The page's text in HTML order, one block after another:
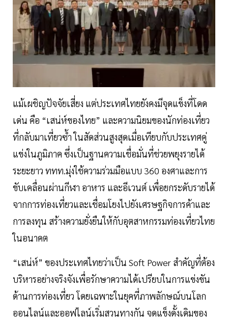
แม้เผชิญปัจจัยเสี่ยง แต่ประเทศไทยยังคงมีจุดแข็งที่โดด
เด่น คือ “เสน่ห์ของไทย” และความนิยมของนักท่องเที่ยว
ที่กลับมาเที่ยวซ้ำ ในสัดส่วนสูงสุดเมื่อเทียบกับประเทศคู่
แข่งในภูมิภาค ซึ่งเป็นฐานความเชื่อมั่นที่ช่วยพยุงรายได้
ระยะยาว ททท.มุ่งใช้ความร่วมมือแบบ 360 องศาและการ
ขับเคลื่อนผ่านกีฬา อาหาร และอีเวนต์ เพื่อยกระดับรายได้
จากการท่องเที่ยวและเชื่อมโยงไปยังเศรษฐกิจการค้าและ
การลงทุน สร้างความยั่งยืนให้กับอุตสาหกรรมท่องเที่ยวไทย
ในอนาคต
“เสน่ห์” ของประเทศไทยว่าเป็น Soft Power สำคัญที่ต้อง
บริหารอย่างจริงจังเพื่อรักษาความได้เปรียบในการแข่งขัน
ด้านการท่องเที่ยว โดยเฉพาะในยุคที่ภาพลักษณ์บนโลก
ออนไลน์และออฟไลน์เริ่มสวนทางกัน จุดแข็งดั้งเดิมของ